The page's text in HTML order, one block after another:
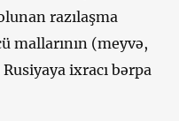
razılaşma
mallarının (meyvə,
ixracı bərpa